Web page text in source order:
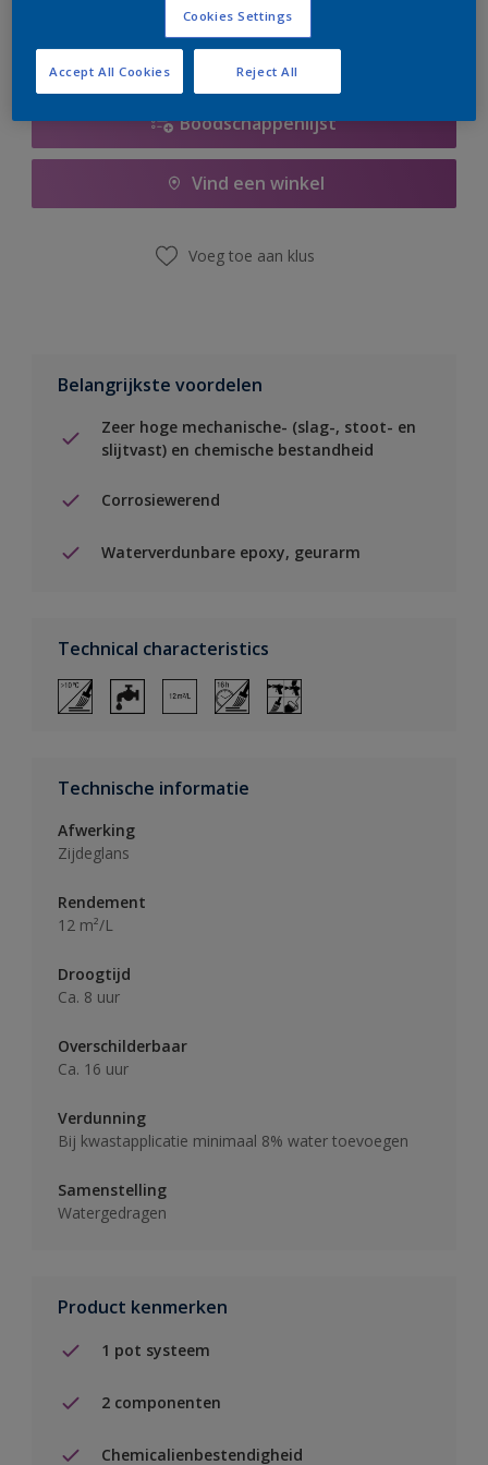
Boodschappenlijst
Vind een winkel
Voeg toe aan klus
Belangrijkste voordelen
Zeer hoge mechanische- (slag-, stoot- en
slijtvast) en chemische bestandheid
Corrosiewerend
Waterverdunbare epoxy, geurarm
Technical characteristics
Technische informatie
Afwerking
Zijdeglans
Rendement
12 m²/L
Droogtijd
Ca. 8 uur
Overschilderbaar
Ca. 16 uur
Verdunning
Bij kwastapplicatie minimaal 8% water toevoegen
Samenstelling
Watergedragen
Product kenmerken
1 pot systeem
2 componenten
Chemicalienbestendigheid
Cookies Settings
Reject All
Accept All Cookies